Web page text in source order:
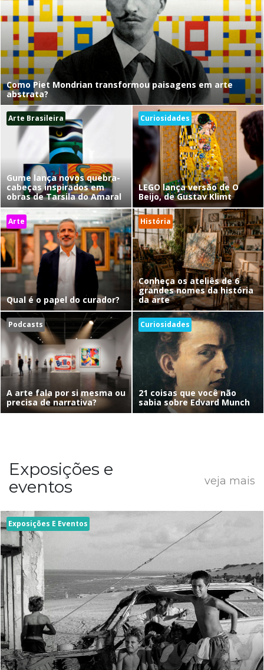
Como Piet Mondrian transformou paisagens em arte
abstrata?
Arte Brasileira
Gume lança novos quebra-
cabeças inspirados em
obras de Tarsila do Amaral
Curiosidades
LEGO lança versão de O
Beijo, de Gustav Klimt
Arte
Qual é o papel do curador?
História
Conheça os ateliês de 6
grandes nomes da história
da arte
Podcasts
A arte fala por si mesma ou
precisa de narrativa?
Curiosidades
21 coisas que você não
sabia sobre Edvard Munch
Exposições e
eventos
veja mais
Exposições E Eventos